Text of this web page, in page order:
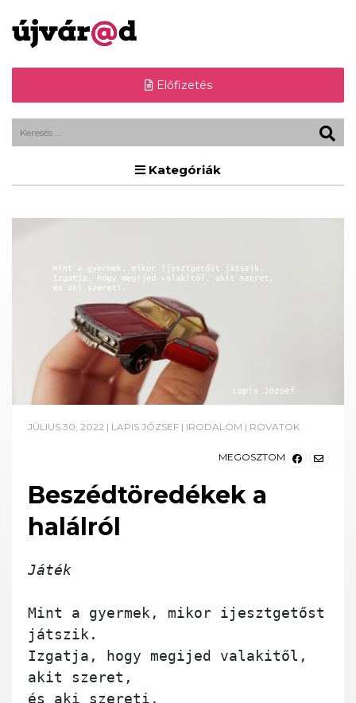
Előfizetés
Kategóriák
JÚLIUS 30, 2022 | LAPIS JÓZSEF | IRODALOM | ROVATOK
MEGOSZTOM
Beszédtöredékek a
halálról
Játék
Mint a gyermek, mikor ijesztgetőst
játszik.
Izgatja, hogy megijed valakitől,
akit szeret,
és aki szereti.